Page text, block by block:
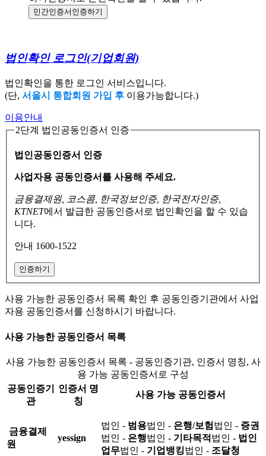
민간인증서 인증하기
법인확인 로그인(기업회원)
법인확인을 통한 로그인 서비스입니다.
(단, 서울시 통합회원 가입 후 이용가능합니다.)
이용안내
2단계 법인공동인증서 인증
법인공동인증서 인증
사업자용 공동인증서를 사용해 주세요.
금융결제원, 코스콤, 한국정보인증, 한국전자인증,
KTNET에서 발급한 공동인증서로 법인확인을 할 수 있습
니다.
안내 1600-1522
인증하기
사용 가능한 공동인증서 목록 확인 후 공동인증기관에서 사업
자용 공동인증서를 신청하시기 바랍니다.
사용 가능한 공동인증서 목록
사용 가능한 공동인증서 목록 - 공동인증기관, 인증서 명칭, 사
용 가능 공동인증서로 구성
공동인증기
관
인증서 명
칭
사용 가능 공동인증서
금융결제
원
yessign
법인 - 범용법인 - 은행/보험 법인 - 증권
법인 - 은행법인 - 기타목적 법인 - 법인
업무법인 - 기업뱅킹법인 - 조달청